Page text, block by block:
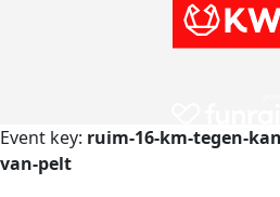
Event key: ruim-16-km-tegen-
van-pelt